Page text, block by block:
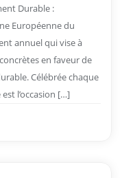
Durable :
Européenne du
annuel qui vise à
en faveur de
Célébrée chaque
l’occasion […]